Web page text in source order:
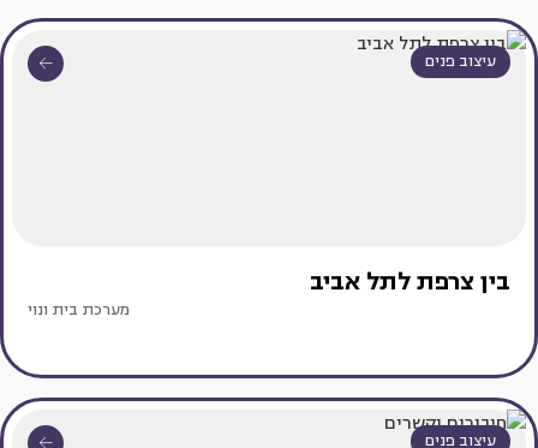
עיצוב פנים
בין צרפת לתל אביב
מערכת בית ונוי
עיצוב פנים